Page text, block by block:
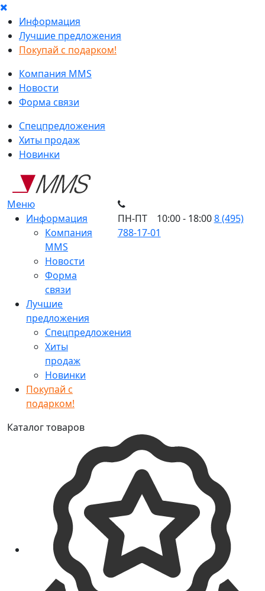
Информация
Лучшие предложения
Покупай с подарком!
Компания MMS
Новости
Форма связи
Спецпредложения
Хиты продаж
Новинки
Меню
Информация
Компания
MMS
Новости
Форма
связи
Лучшие
предложения
Спецпредложения
Хиты
продаж
Новинки
Покупай с
подарком!
ПН-ПТ 10:00 - 18:008 (495)
788-17-01
Каталог товаров